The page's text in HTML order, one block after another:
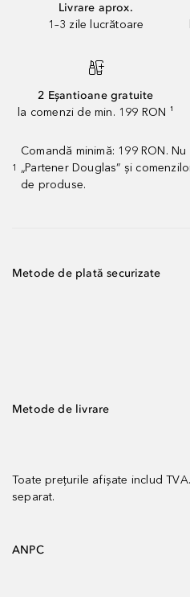
Livrare aprox.
1–3 zile lucrătoare
2 Eșantioane gratuite
la comenzi de min. 199 RON ¹
1
Comandă minimă: 199 RON.
„Partener Douglas” și
de produse.
Metode de plată securizate
Metode de livrare
Toate prețurile afișate includ TVA.
separat.
ANPC